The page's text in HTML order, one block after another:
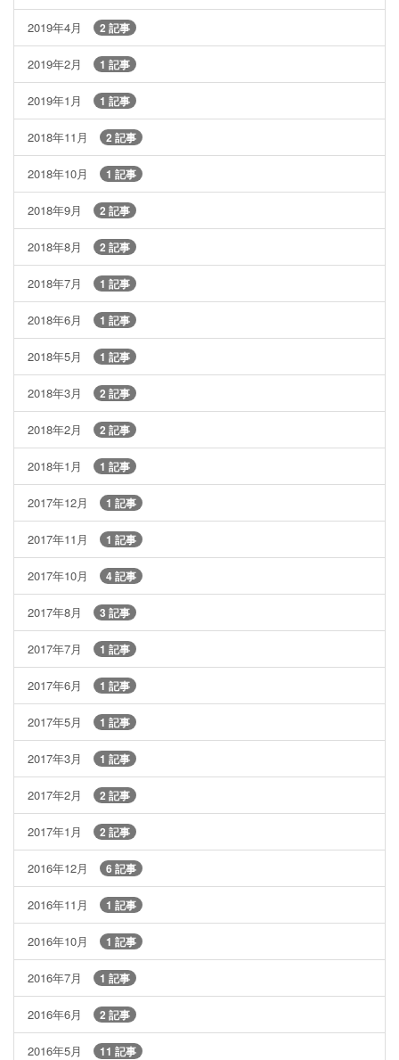
2019年4月 2 記事
2019年2月 1 記事
2019年1月 1 記事
2018年11月 2 記事
2018年10月 1 記事
2018年9月 2 記事
2018年8月 2 記事
2018年7月 1 記事
2018年6月 1 記事
2018年5月 1 記事
2018年3月 2 記事
2018年2月 2 記事
2018年1月 1 記事
2017年12月 1 記事
2017年11月 1 記事
2017年10月 4 記事
2017年8月 3 記事
2017年7月 1 記事
2017年6月 1 記事
2017年5月 1 記事
2017年3月 1 記事
2017年2月 2 記事
2017年1月 2 記事
2016年12月 6 記事
2016年11月 1 記事
2016年10月 1 記事
2016年7月 1 記事
2016年6月 2 記事
2016年5月 11 記事